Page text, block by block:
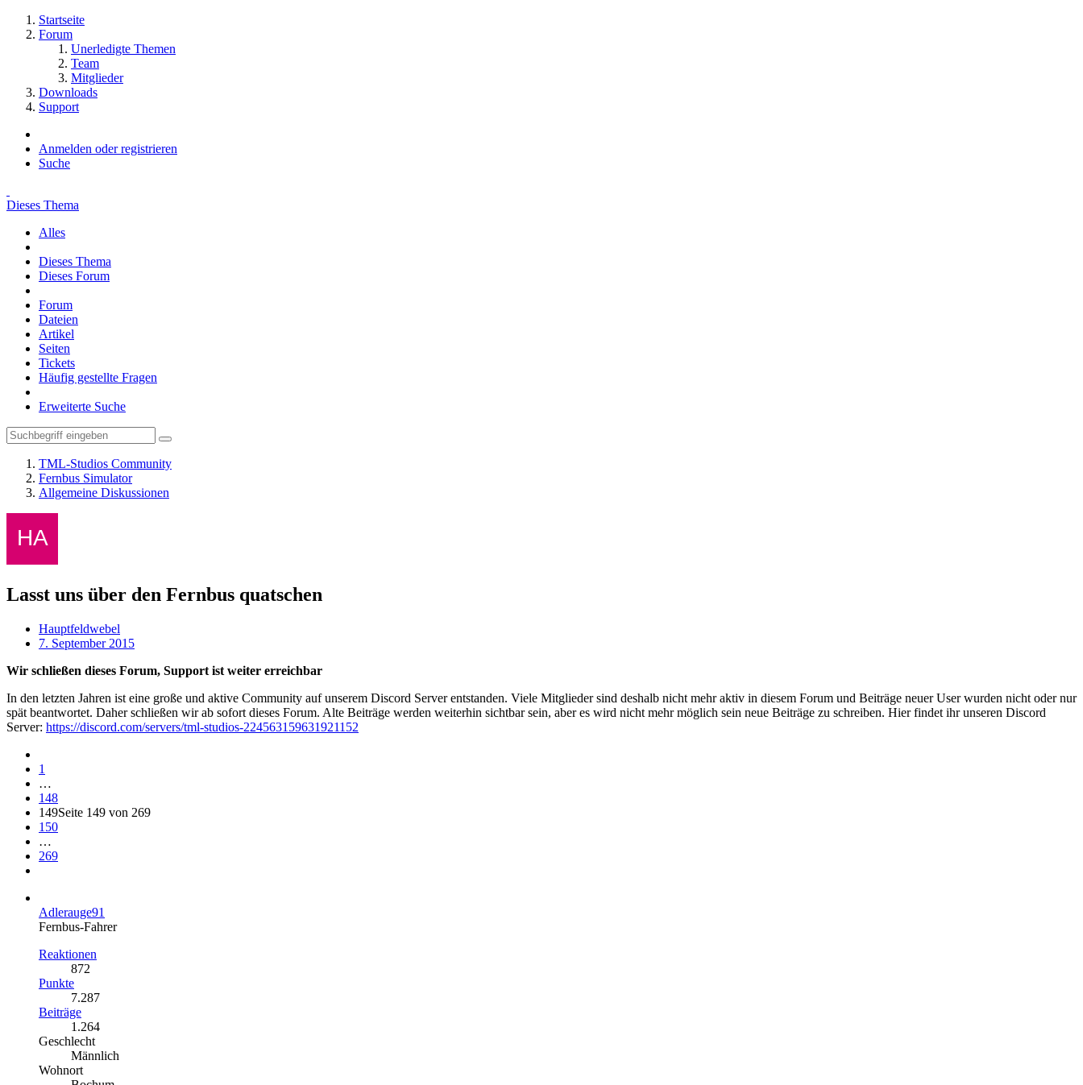
Startseite
Forum
Unerledigte Themen
Team
Mitglieder
Downloads
Support
Anmelden oder registrieren
Suche
Dieses Thema
Alles
Dieses Thema
Dieses Forum
Forum
Dateien
Artikel
Seiten
Tickets
Häufig gestellte Fragen
Erweiterte Suche
TML-Studios Community
Fernbus Simulator
Allgemeine Diskussionen
Lasst uns über den Fernbus quatschen
Hauptfeldwebel
7. September 2015
Wir schließen dieses Forum, Support ist weiter erreichbar
In den letzten Jahren ist eine große und aktive Community auf unserem Discord Server entstanden. Viele Mitglieder sind deshalb nicht mehr aktiv in diesem Forum und Beiträge neuer User wurden nicht oder nur
spät beantwortet. Daher schließen wir ab sofort dieses Forum. Alte Beiträge werden weiterhin sichtbar sein, aber es wird nicht mehr möglich sein neue Beiträge zu schreiben. Hier findet ihr unseren Discord
Server: https://discord.com/servers/tml-studios-224563159631921152
1
…
148
149Seite 149 von 269
150
…
269
Adlerauge91
Fernbus-Fahrer
Reaktionen
872
Punkte
7.287
Beiträge
1.264
Geschlecht
Männlich
Wohnort